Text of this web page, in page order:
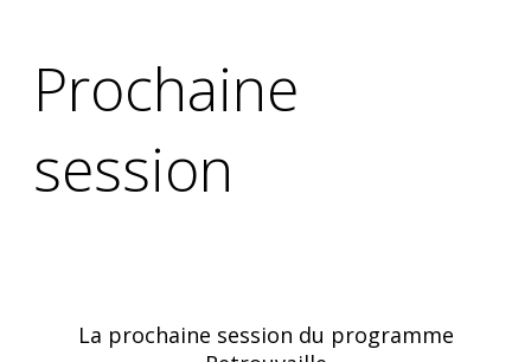
Prochaine
session
La prochaine session du programme